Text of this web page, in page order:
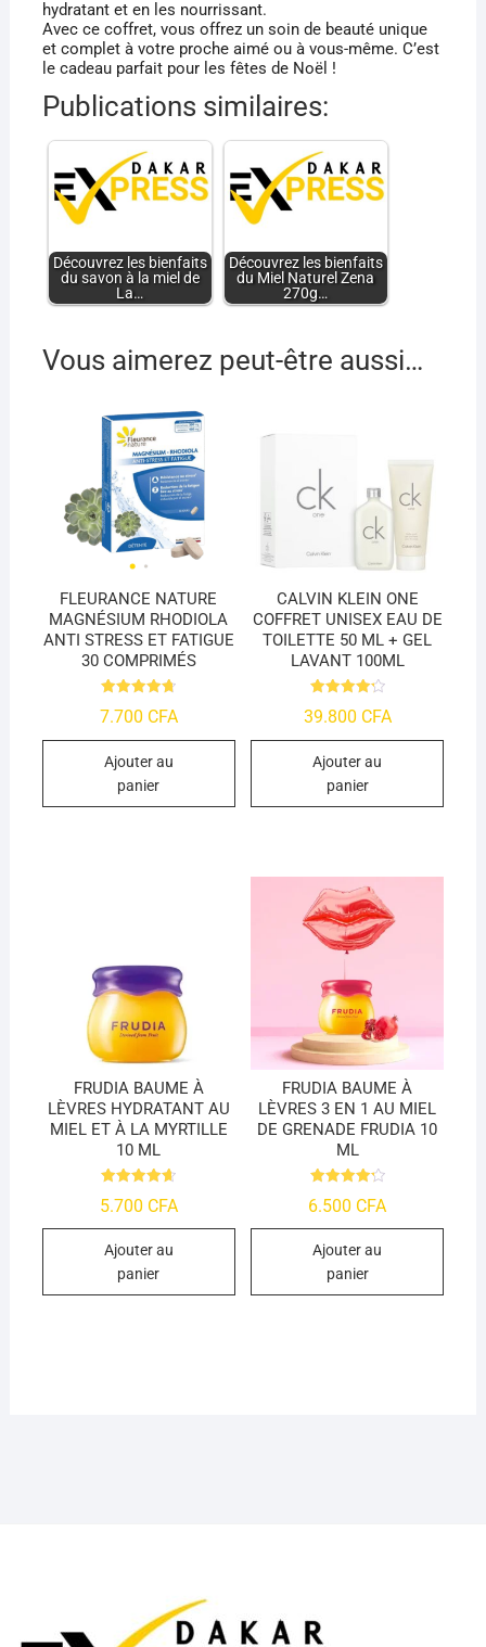
hydratant et en les nourrissant.
Avec ce coffret, vous offrez un soin de beauté unique
et complet à votre proche aimé ou à vous-même. C’est
le cadeau parfait pour les fêtes de Noël !
Publications similaires:
Découvrez les bienfaits
du savon à la miel de
La…
Découvrez les bienfaits
du Miel Naturel Zena
270g…
Vous aimerez peut-être aussi…
FLEURANCE NATURE
MAGNÉSIUM RHODIOLA
ANTI STRESS ET FATIGUE
30 COMPRIMÉS
4.74
7.700 CFA
Ajouter au
panier
CALVIN KLEIN ONE
COFFRET UNISEX EAU DE
TOILETTE 50 ML + GEL
LAVANT 100ML
4.25
39.800 CFA
Ajouter au
panier
FRUDIA BAUME À
LÈVRES HYDRATANT AU
MIEL ET À LA MYRTILLE
10 ML
4.66
5.700 CFA
Ajouter au
panier
FRUDIA BAUME À
LÈVRES 3 EN 1 AU MIEL
DE GRENADE FRUDIA 10
ML
4.25
6.500 CFA
Ajouter au
panier